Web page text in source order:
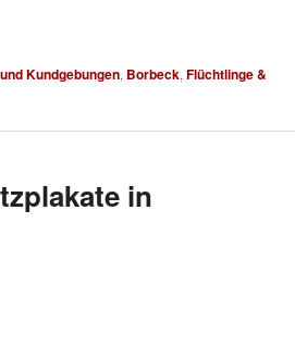
Kundgebungen, Borbeck,Flüchtlinge &
in